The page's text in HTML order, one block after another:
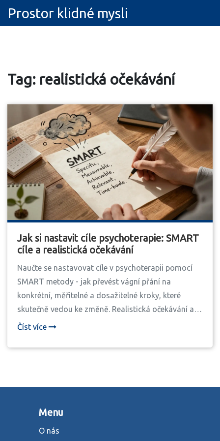
Prostor klidné mysli
Tag: realistická očekávání
Jak si nastavit cíle psychoterapie: SMART
cíle a realistická očekávání
Naučte se nastavovat cíle v psychoterapii pomocí
SMART metody - jak převést vágní přání na
konkrétní, měřitelné a dosažitelné kroky, které
skutečně vedou ke změně. Realistická očekávání a
praktické příklady.
Číst více
Menu
O nás